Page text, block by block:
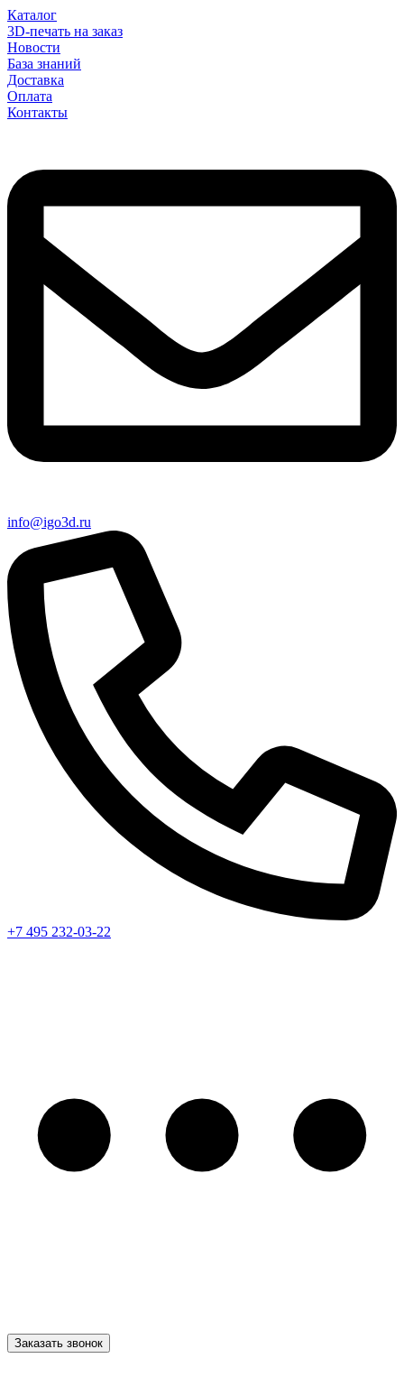
Каталог
3D-печать на заказ
Новости
База знаний
Доставка
Оплата
Контакты
info@igo3d.ru
+7 495 232-03-22
Заказать звонок